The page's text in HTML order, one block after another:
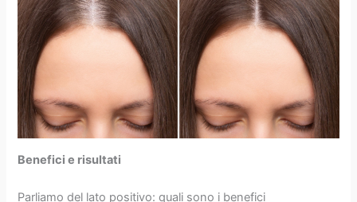
Benefici e risultati
Parliamo del lato positivo: quali sono i benefici